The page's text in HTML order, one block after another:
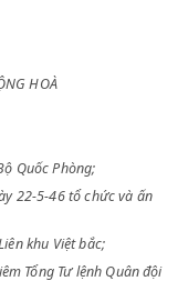
CỘNG HOÀ
Bộ Quốc Phòng;
ngày 22-5-46 tổ chức